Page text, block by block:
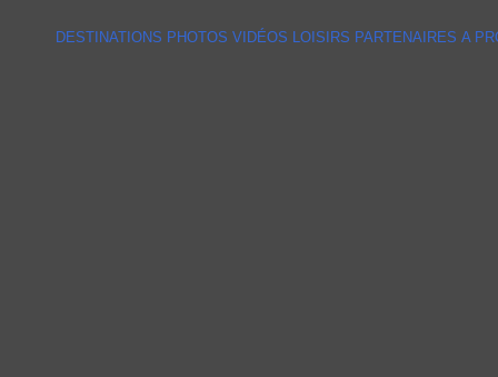
DESTINATIONS PHOTOS VIDÉOS LOISIRS PARTENAIRES A